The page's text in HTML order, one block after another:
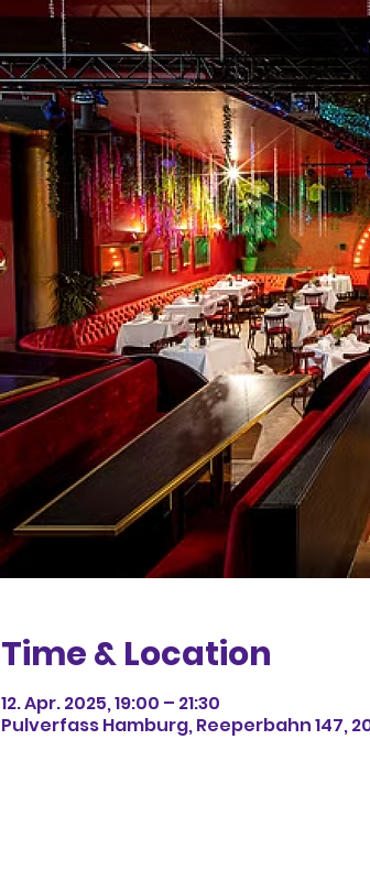
Time & Location
12. Apr. 2025, 19:00 – 21:30
Pulverfass Hamburg, Reeperbahn 147,